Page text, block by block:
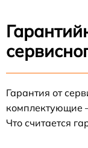
Гарантия от
комплектующие
Что считается